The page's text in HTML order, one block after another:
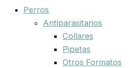
Perros
Antiparasitarios
Collares
Pipetas
Otros Formatos